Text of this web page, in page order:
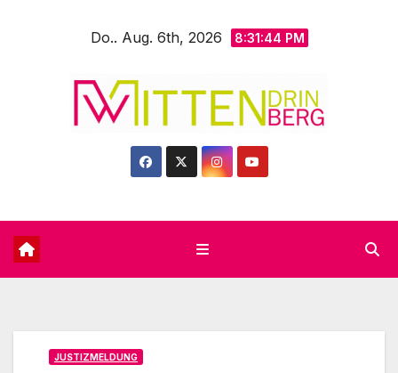
Do.. Aug. 6th, 2026 8:31:46 PM
JUSTIZMELDUNG